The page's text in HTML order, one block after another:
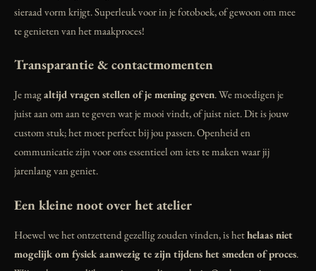
sieraad vorm krijgt. Superleuk voor in je fotoboek, of gewoon om mee
te genieten van het maakproces!
Transparantie & contactmomenten
Je magaltijd vragen stellen of je mening geven. We moedigen je
juist aan om aan te geven wat je mooi vindt, of juist niet. Dit is jouw
custom stuk; het moet perfect bij jou passen. Openheid en
communicatie zijn voor ons essentieel om iets te maken waar jij
jarenlang van geniet.
Een kleine noot over het atelier
Hoewel we het ontzettend gezellig zouden vinden, is hethelaas niet
mogelijk om fysiek aanwezig te zijn tijdens het smeden of proces.